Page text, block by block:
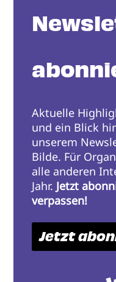
Aktuelle
und ein Blick
unserem
Bilde. Für
alle anderen
Jahr. Jetzt
verpassen!
Jetzt